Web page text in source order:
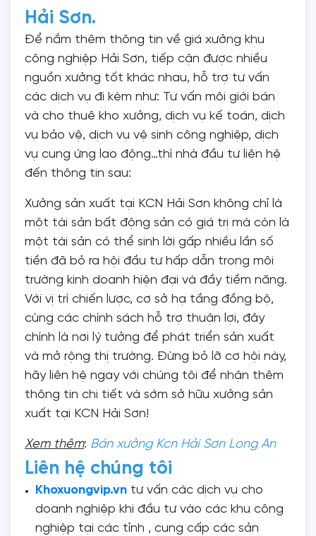
Hải Sơn.
Để nắm thêm thông tin về giá xưởng khu
công nghiệp Hải Sơn, tiếp cận được nhiều
nguồn xưởng tốt khác nhau, hỗ trợ tư vấn
các dịch vụ đi kèm như: Tư vấn môi giới bán
và cho thuê kho xưởng, dịch vụ kế toán, dịch
vụ bảo vệ, dịch vụ vệ sinh công nghiệp, dịch
vụ cung ứng lao động…thì nhà đầu tư liên hệ
đến thông tin sau:
Xưởng sản xuất tại KCN Hải Sơn không chỉ là
một tài sản bất động sản có giá trị mà còn là
một tài sản có thể sinh lời gấp nhiều lần số
tiền đã bỏ ra hội đầu tư hấp dẫn trong môi
trường kinh doanh hiện đại và đầy tiềm năng.
Với vị trí chiến lược, cơ sở hạ tầng đồng bộ,
cùng các chính sách hỗ trợ thuận lợi, đây
chính là nơi lý tưởng để phát triển sản xuất
và mở rộng thị trường. Đừng bỏ lỡ cơ hội này,
hãy liên hệ ngay với chúng tôi để nhận thêm
thông tin chi tiết và sớm sở hữu xưởng sản
xuất tại KCN Hải Sơn!
Xem thêm: Bán xưởng Kcn Hải Sơn Long An
Liên hệ chúng tôi
Khoxuongvip.vn tư vấn các dịch vụ cho
doanh nghiệp khi đầu tư vào các khu công
nghiệp tại các tỉnh , cung cấp các sản